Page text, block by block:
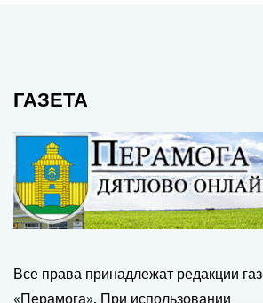
ГАЗЕТА
Все права принадлежат редакции
«Перамога». При использовании